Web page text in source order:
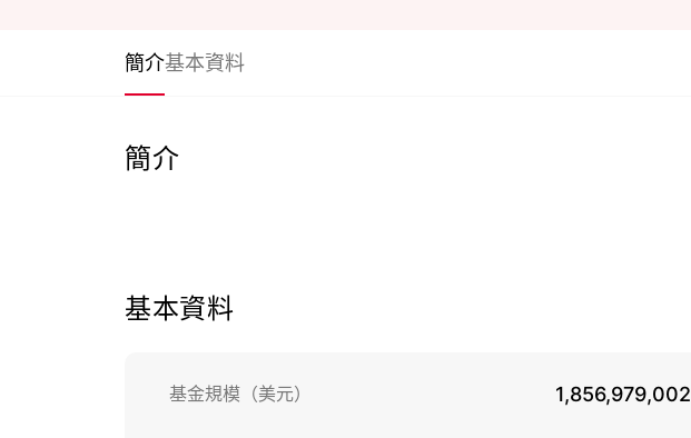
簡介基本資料
簡介
基本資料
基金規模（美元） 1,856,979,002